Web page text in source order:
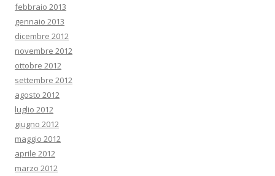
febbraio 2013
gennaio 2013
dicembre 2012
novembre 2012
ottobre 2012
settembre 2012
agosto 2012
luglio 2012
giugno 2012
maggio 2012
aprile 2012
marzo 2012